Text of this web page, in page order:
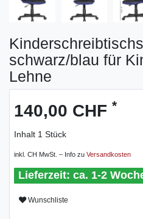
schwarz/blau für
Lehne
140,00 CHF *
Inhalt 1 Stück
inkl. CH MwSt. – Info zu Versandkosten
ca. 1-2
Wunschliste